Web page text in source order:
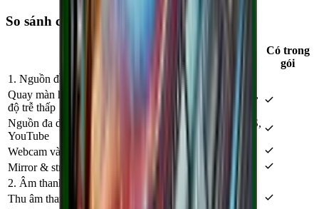
So sánh các gói
Có trong
gói
1. Nguồn đầu vào
Quay màn hình, cửa sổ và vùng chọn — tăng tốc GPU,
độ trễ thấp
Nguồn đa dạng: file, thư mục, playlist, link M3U8/HLS,
YouTube
Webcam và camera ảo làm nguồn đầu vào
Mirror & stream màn hình điện thoại Android (scrcpy)
2. Âm thanh
Thu âm thanh hệ thống và micro